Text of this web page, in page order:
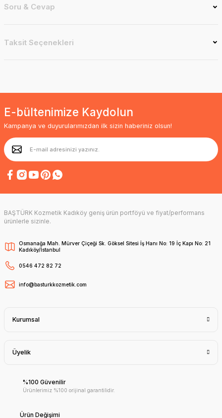
Soru & Cevap
Taksit Seçenekleri
E-bültenimize Kaydolun
Kampanya ve duyurularımızdan ilk sizin haberiniz olsun!
BAŞTÜRK Kozmetik Kadıköy geniş ürün portföyü ve fiyat/performans
ürünlerle sizinle.
Osmanağa Mah. Mürver Çiçeği Sk. Göksel Sitesi İş Hanı No: 19 İç Kapı No: 21
Kadıköy/İstanbul
0546 472 82 72
info@basturkkozmetik.com
Kurumsal
Üyelik
%100 Güvenilir
Ürünlerimiz %100 orijinal garantilidir.
Ürün Değişimi